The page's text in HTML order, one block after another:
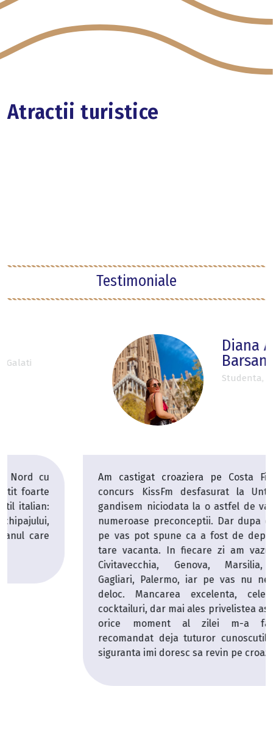
Atractii turistice
Testimoniale
Diana Antonia
Barsan
Studenta, Bucuresti
Am castigat croaziera pe Costa Firenze la un
concurs KissFm desfasurat la Untold. Nu ma
gandisem niciodata la o astfel de vacanta, avem
numeroase preconceptii. Dar dupa o saptamana
pe vas pot spune ca a fost de departe cea mai
tare vacanta. In fiecare zi am vazut alt oras -
Civitavecchia, Genova, Marsilia, Barcelona,
Gagliari, Palermo, iar pe vas nu ne-am plictisit
deloc. Mancarea excelenta, cele mai bune
cocktailuri, dar mai ales privelistea asupra marii in
orice moment al zilei m-a fascinat. Am
recomandat deja tuturor cunoscutilor mei si cu
siguranta imi doresc sa revin pe croaziera curand.